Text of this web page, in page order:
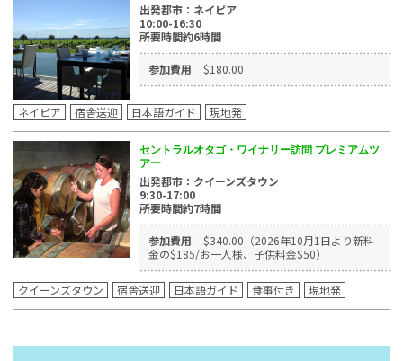
出発都市：ネイピア
10:00-16:30
所要時間約6時間
参加費用 $180.00
ネイピア 宿舎送迎 日本語ガイド 現地発
セントラルオタゴ・ワイナリー訪問 プレミアムツ
アー
出発都市：クイーンズタウン
9:30-17:00
所要時間約7時間
参加費用
$340.00（2026年10月1日より新料
金の$185/お一人様、子供料金$50）
クイーンズタウン 宿舎送迎 日本語ガイド 食事付き 現地発